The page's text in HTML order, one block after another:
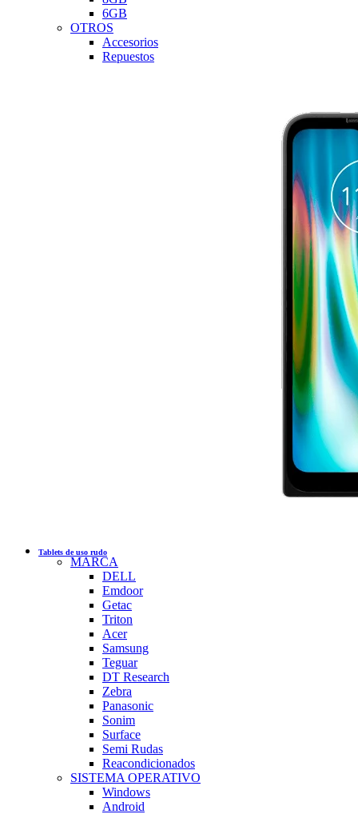
6GB
OTROS
Accesorios
Repuestos
Tablets de uso rudo
MARCA
DELL
Emdoor
Getac
Triton
Acer
Samsung
Teguar
DT Research
Zebra
Panasonic
Sonim
Surface
Semi Rudas
Reacondicionados
SISTEMA OPERATIVO
Windows
Android